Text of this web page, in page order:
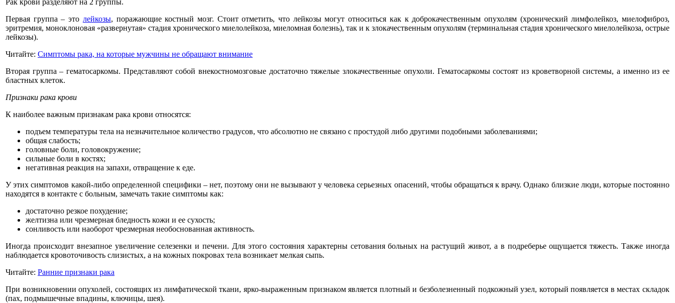
Рак крови разделяют на 2 группы.
Первая группа – это лейкозы, поражающие костный мозг. Стоит отметить, что лейкозы могут относиться как к доброкачественным опухолям (хронический лимфолейкоз, миелофиброз,
эритремия, моноклоновая «развернутая» стадия хронического миелолейкоза, миеломная болезнь), так и к злокачественным опухолям (терминальная стадия хронического миелолейкоза, острые
лейкозы).
Читайте: Симптомы рака, на которые мужчины не обращают внимание
Вторая группа – гематосаркомы. Представляют собой внекостномозговые достаточно тяжелые злокачественные опухоли. Гематосаркомы состоят из кроветворной системы, а именно из ее
бластных клеток.
Признаки рака крови
К наиболее важным признакам рака крови относятся:
подъем температуры тела на незначительное количество градусов, что абсолютно не связано с простудой либо другими подобными заболеваниями;
общая слабость;
головные боли, головокружение;
сильные боли в костях;
негативная реакция на запахи, отвращение к еде.
У этих симптомов какой-либо определенной специфики – нет, поэтому они не вызывают у человека серьезных опасений, чтобы обращаться к врачу. Однако близкие люди, которые постоянно
находятся в контакте с больным, замечать такие симптомы как:
достаточно резкое похудение;
желтизна или чрезмерная бледность кожи и ее сухость;
сонливость или наоборот чрезмерная необоснованная активность.
Иногда происходит внезапное увеличение селезенки и печени. Для этого состояния характерны сетования больных на растущий живот, а в подреберье ощущается тяжесть. Также иногда
наблюдается кровоточивость слизистых, а на кожных покровах тела возникает мелкая сыпь.
Читайте: Ранние признаки рака
При возникновении опухолей, состоящих из лимфатической ткани, ярко-выраженным признаком является плотный и безболезненный подкожный узел, который появляется в местах складок
(пах, подмышечные впадины, ключицы, шея).